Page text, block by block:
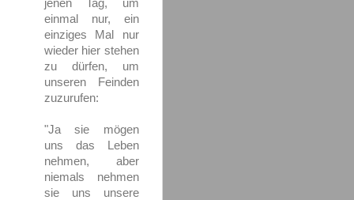
einmal nur, ein
einziges Mal nur
wieder hier stehen
zu dürfen, um
unseren Feinden
zuzurufen:
"Ja sie mögen
uns das Leben
nehmen, aber
niemals nehmen
sie uns unsere